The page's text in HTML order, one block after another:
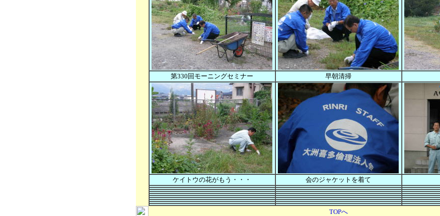
第330回モーニングセミナー 早朝清掃
ケイトウの花がもう・・・ 会のジャケットを着て
TOPへ